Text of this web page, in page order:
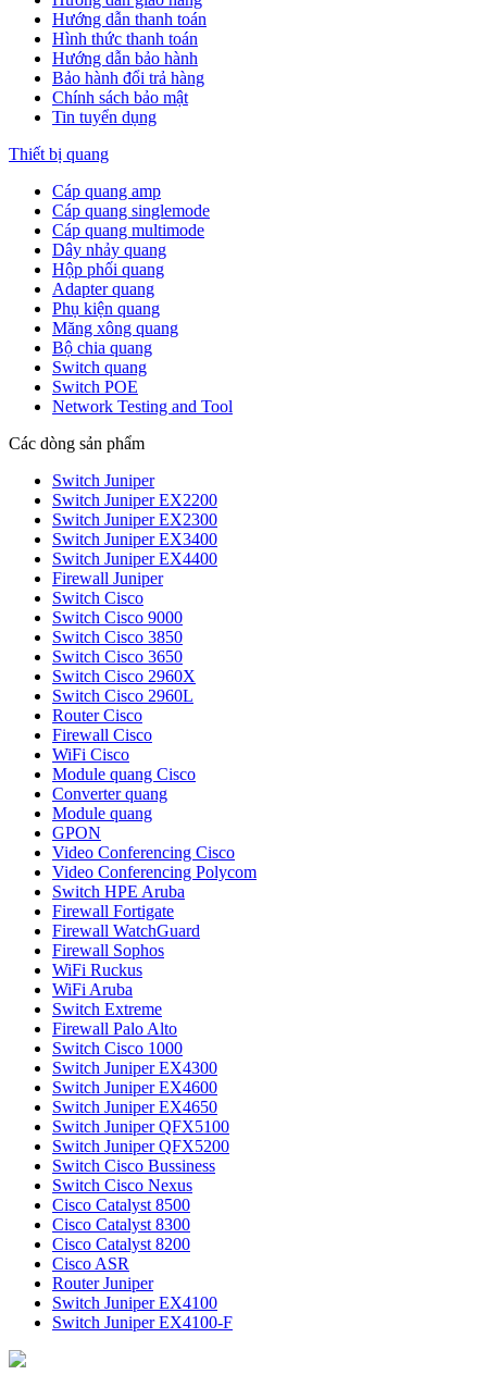
Hướng dẫn thanh toán
Hình thức thanh toán
Hướng dẫn bảo hành
Bảo hành đổi trả hàng
Chính sách bảo mật
Tin tuyển dụng
Thiết bị quang
Cáp quang amp
Cáp quang singlemode
Cáp quang multimode
Dây nhảy quang
Hộp phối quang
Adapter quang
Phụ kiện quang
Măng xông quang
Bộ chia quang
Switch quang
Switch POE
Network Testing and Tool
Các dòng sản phẩm
Switch Juniper
Switch Juniper EX2200
Switch Juniper EX2300
Switch Juniper EX3400
Switch Juniper EX4400
Firewall Juniper
Switch Cisco
Switch Cisco 9000
Switch Cisco 3850
Switch Cisco 3650
Switch Cisco 2960X
Switch Cisco 2960L
Router Cisco
Firewall Cisco
WiFi Cisco
Module quang Cisco
Converter quang
Module quang
GPON
Video Conferencing Cisco
Video Conferencing Polycom
Switch HPE Aruba
Firewall Fortigate
Firewall WatchGuard
Firewall Sophos
WiFi Ruckus
WiFi Aruba
Switch Extreme
Firewall Palo Alto
Switch Cisco 1000
Switch Juniper EX4300
Switch Juniper EX4600
Switch Juniper EX4650
Switch Juniper QFX5100
Switch Juniper QFX5200
Switch Cisco Bussiness
Switch Cisco Nexus
Cisco Catalyst 8500
Cisco Catalyst 8300
Cisco Catalyst 8200
Cisco ASR
Router Juniper
Switch Juniper EX4100
Switch Juniper EX4100-F